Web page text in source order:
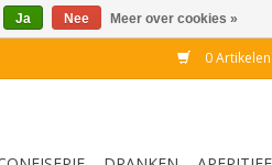
0
Ja Nee Meer over cookies »